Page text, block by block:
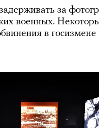
за
военных.
в госизмене